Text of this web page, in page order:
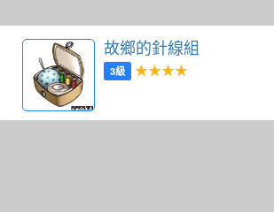
故鄉的針線組
3級 ★★★★